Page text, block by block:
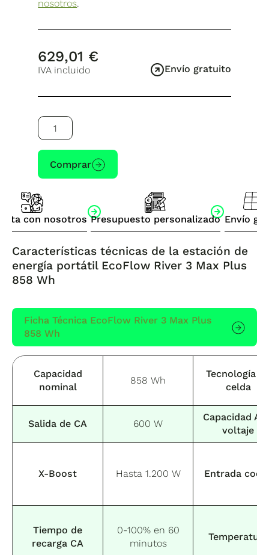
nosotros.
629,01 €
IVA incluido Envío gratuito
Estación
de
energía
portátil
EcoFlow
3
Max
Wh
cantidad
Comprar
con nosotros Presupuesto personalizado Envío
Características técnicas de la estación de
energía portátil EcoFlow River 3 Max Plus
858 Wh
Ficha Técnica EcoFlow River 3 Max Plus
858 Wh
Capacidad
nominal
858 Wh
Tecnología
celda
Salida de CA 600 W
Capacidad
voltaje
X-Boost Hasta 1.200 W Entrada
Tiempo de
recarga CA
0-100% en 60
minutos
Temperatura